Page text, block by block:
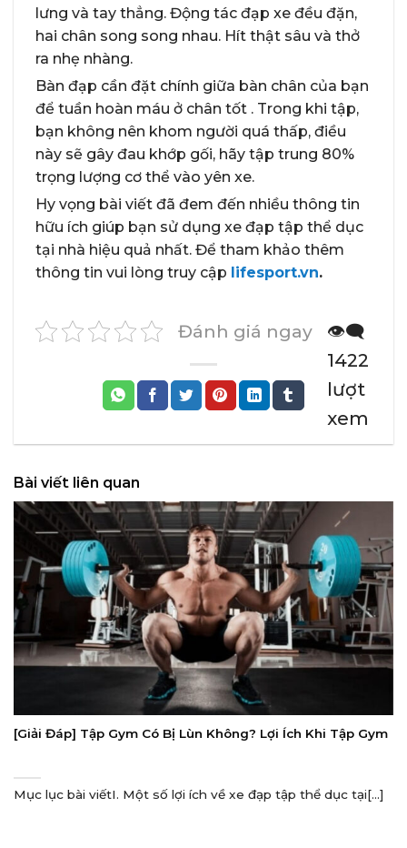
lưng và tay thẳng. Động tác đạp xe đều đặn,
hai chân song song nhau. Hít thật sâu và thở
ra nhẹ nhàng.
Bàn đạp cần đặt chính giữa bàn chân của bạn
để tuần hoàn máu ở chân tốt . Trong khi tập,
bạn không nên khom người quá thấp, điều
này sẽ gây đau khớp gối, hãy tập trung 80%
trọng lượng cơ thể vào yên xe.
Hy vọng bài viết đã đem đến nhiều thông tin
hữu ích giúp bạn sử dụng xe đạp tập thể dục
tại nhà hiệu quả nhất. Để tham khảo thêm
thông tin vui lòng truy cập lifesport.vn.
Đánh giá ngay
👁️‍🗨️
1422
lượt
xem
Bài viết liên quan
[Giải Đáp] Tập Gym Có Bị Lùn Không? Lợi Ích Khi Tập Gym
Mục lục bài viếtI. Một số lợi ích về xe đạp tập thể dục tại[...]